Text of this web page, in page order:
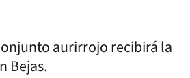
aurirrojo recibirá la
Bejas.